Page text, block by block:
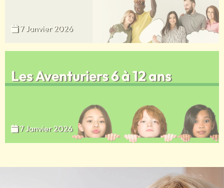
7 Janvier 2026
Les Aventuriers 6 à 12 ans
7 Janvier 2026